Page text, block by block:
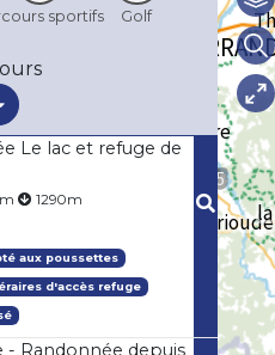
sportifs Golf
Le lac et refuge de
1290m
aux poussettes
d'accès refuge
- Randonnée depuis